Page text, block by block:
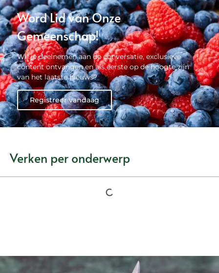
Word Lid van Onze
Gemeenschap!
Wil je deelnemen aan de conversatie, exclusieve
content ontvangen en als eerste op de hoogte zijn
van het laatste nieuws?
Registreer vandaag
Verken per onderwerp